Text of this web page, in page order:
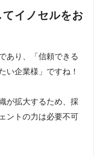
てイノセルをお
あり、「信頼できる
い企業様」ですね！
が拡大するため、採
ントの力は必要不可